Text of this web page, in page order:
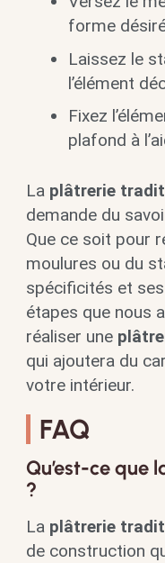
forme
Laissez le
l’élément
Fixez
plafond à
La plâtrerie
demande du
Que ce soit pour
moulures ou du
spécificités et
étapes que nous
réaliser une
qui ajoutera du
votre intérieur.
FAQ
Qu’est-ce que
?
La plâtrerie
de construction